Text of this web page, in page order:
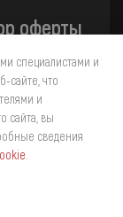
оферты
3-D
через ПАО
специалистами и
сайте, что
и
сайта, вы
сведения